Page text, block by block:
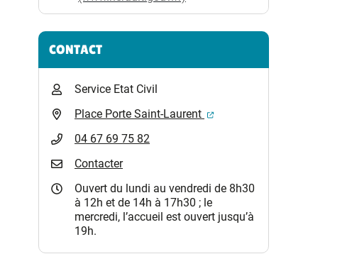
CONTACT
Service Etat Civil
Place Porte Saint-Laurent
(ouverture dans un nouvel
04 67 69 75 82
Contacter
Ouvert du lundi au vendredi de 8h30
à 12h et de 14h à 17h30 ; le
mercredi, l’accueil est ouvert jusqu’à
19h.